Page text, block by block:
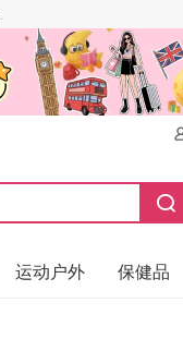
运动户外 保健品